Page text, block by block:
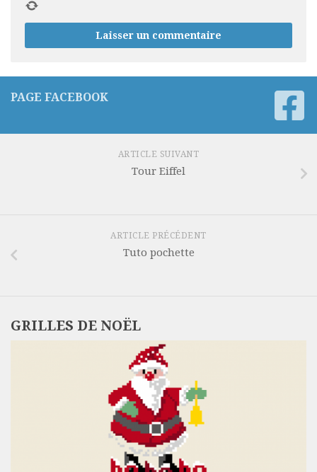
PAGE FACEBOOK
ARTICLE SUIVANT
Tour Eiffel
ARTICLE PRÉCÉDENT
Tuto pochette
GRILLES DE NOËL